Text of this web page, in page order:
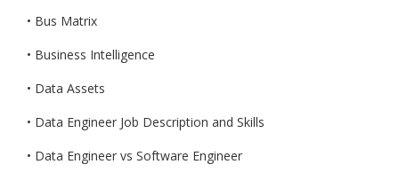
• Bus Matrix
• Business Intelligence
• Data Assets
• Data Engineer Job Description and Skills
• Data Engineer vs Software Engineer